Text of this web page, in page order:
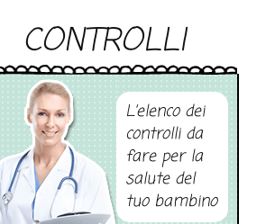
CONTROLLI
L’elenco dei
controlli da
fare per la
salute del
tuo bambino